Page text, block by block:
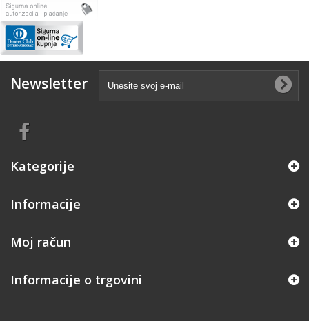
Newsletter
Kategorije
Informacije
Moj račun
Informacije o trgovini